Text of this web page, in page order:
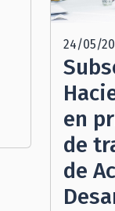
24/05/
en
de
de